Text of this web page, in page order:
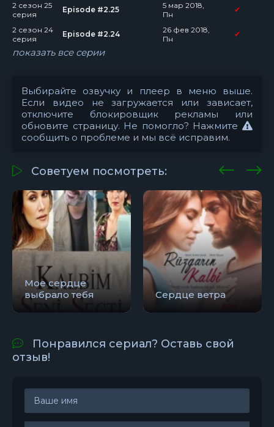
2 сезон 25
серия
Episode #2.25
5 мар 2018,
Пн
✔
2 сезон 24
серия
Episode #2.24
26 фев 2018,
Пн
✔
показать все серии
Выбирайте озвучку и плеер в меню выше.
Если видео не загружается или зависает,
отключите блокировщик рекламы или
обновите страницу. Не помогло? Нажмите
сообщить о проблеме и мы всё исправим.
Советуем посмотреть:
Мое сердце
выбрало тебя
Сердце ветра
Понравился сериал? Оставь свой
отзыв!